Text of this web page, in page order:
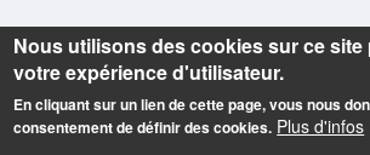
Informations
Nous utilisons des cookies sur ce site
votre expérience d'utilisateur.
En cliquant sur un lien de cette page, vous nous
consentement de définir des cookies. Plus d'infos